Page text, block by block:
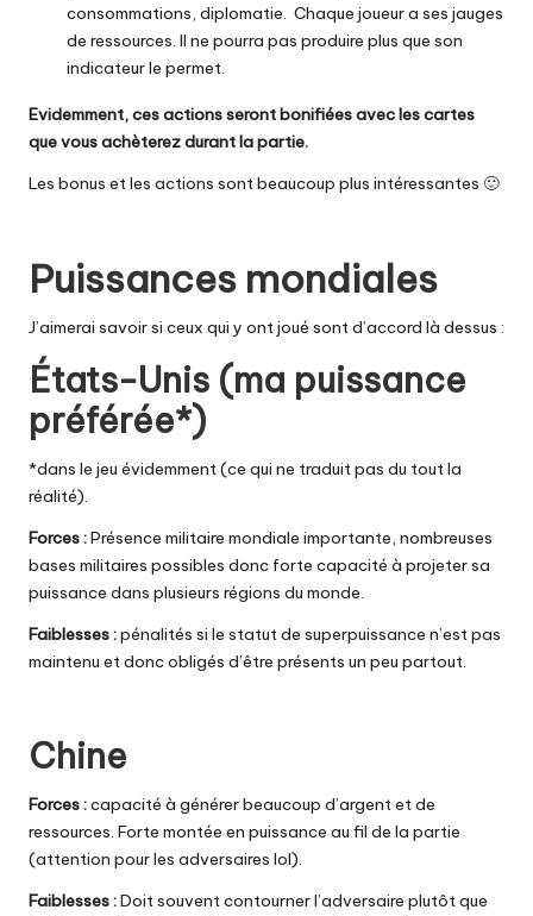
consommations, diplomatie. Chaque joueur a ses jauges
de ressources. Il ne pourra pas produire plus que son
indicateur le permet.
Evidemment, ces actions seront bonifiées avec les cartes
que vous achèterez durant la partie.
Les bonus et les actions sont beaucoup plus intéressantes 🙂
Puissances mondiales
J’aimerai savoir si ceux qui y ont joué sont d’accord là dessus :
États-Unis (ma puissance
préférée*)
*dans le jeu évidemment (ce qui ne traduit pas du tout la
réalité).
Forces :Présence militaire mondiale importante, nombreuses
bases militaires possibles donc forte capacité à projeter sa
puissance dans plusieurs régions du monde.
Faiblesses :pénalités si le statut de superpuissance n’est pas
maintenu et donc obligés d’être présents un peu partout.
Chine
Forces :capacité à générer beaucoup d’argent et de
ressources. Forte montée en puissance au fil de la partie
(attention pour les adversaires lol).
Faiblesses :Doit souvent contourner l’adversaire plutôt que